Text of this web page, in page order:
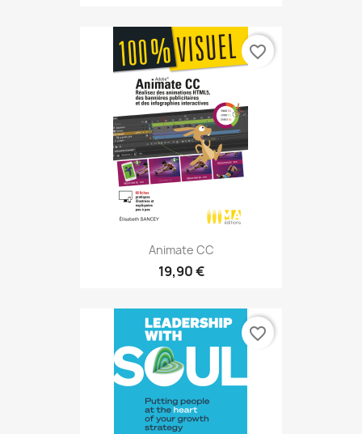
Animate CC
19,90 €
favorite_border
favorite_border